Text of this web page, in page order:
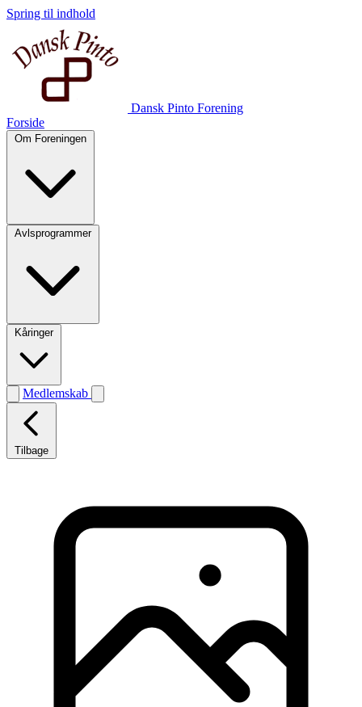
Spring til indhold
Dansk Pinto Forening
Forside
Om Foreningen
Avlsprogrammer
Kåringer
Medlemskab
Tilbage